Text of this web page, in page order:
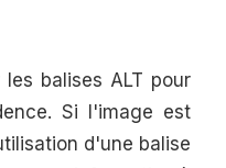
balises ALT pour
Si l'image est
d'une balise